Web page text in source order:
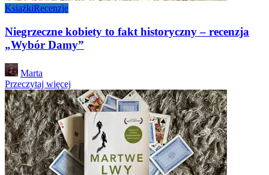
KsiążkiRecenzje
Niegrzeczne kobiety to fakt historyczny – recenzja
„Wybór Damy”
Posted
by
Marta
Przeczytaj więcej